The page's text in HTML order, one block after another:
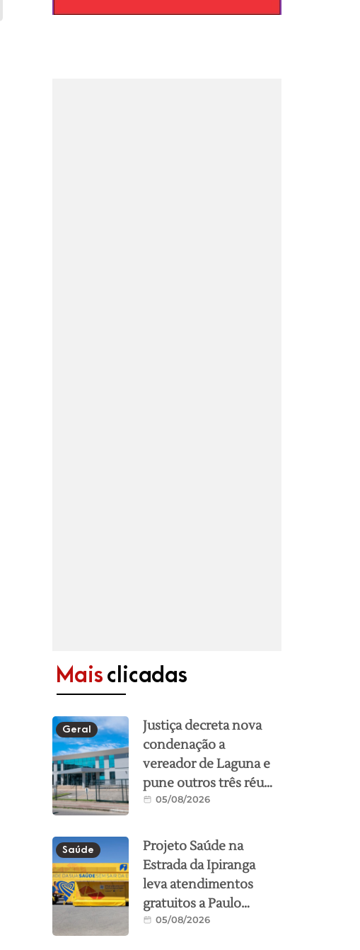
Mais clicadas
Geral
Justiça decreta nova
condenação a
vereador de Laguna e
pune outros três réus
em mais um processo
05/08/2026
Saúde
Projeto Saúde na
Estrada da Ipiranga
leva atendimentos
gratuitos a Paulo
Lopes e Laguna nesta
05/08/2026